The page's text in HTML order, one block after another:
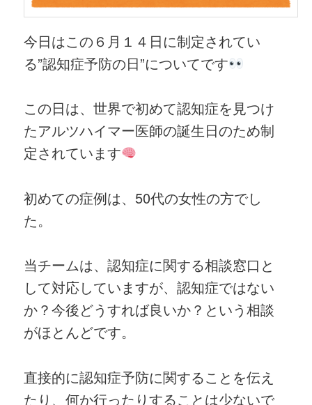
今日はこの６月１４日に制定されてい
る”認知症予防の日”についてです
この日は、世界で初めて認知症を見つけ
たアルツハイマー医師の誕生日のため制
定されています
初めての症例は、50代の女性の方でし
た。
当チームは、認知症に関する相談窓口と
して対応していますが、認知症ではない
か？今後どうすれば良いか？という相談
がほとんどです。
直接的に認知症予防に関することを伝え
たり、何か行ったりすることは少ないで